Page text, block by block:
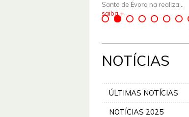
Santo de Évora na realiza...
saiba +
NOTÍCIAS
ÚLTIMAS NOTÍCIAS
NOTÍCIAS 2025